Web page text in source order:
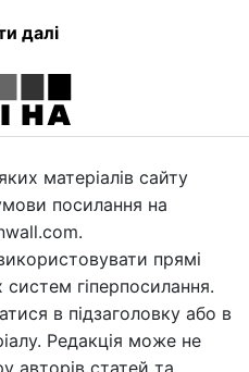
далі
матеріалів сайту
посилання на
прямі
гіперпосилання.
в підзаголовку або в
Редакція може не
авторів статей та